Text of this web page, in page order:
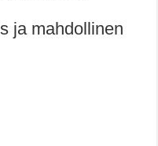
ja mahdollinen